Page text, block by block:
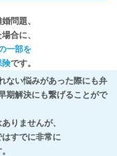
問題、
合に、
一部を
険です。
ない悩みがあった際にも弁
期解決にも繋げることがで
りませんが、
すでに非常に